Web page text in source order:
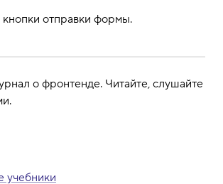
отправки формы.
о фронтенде. Читайте, слушайте
учебники